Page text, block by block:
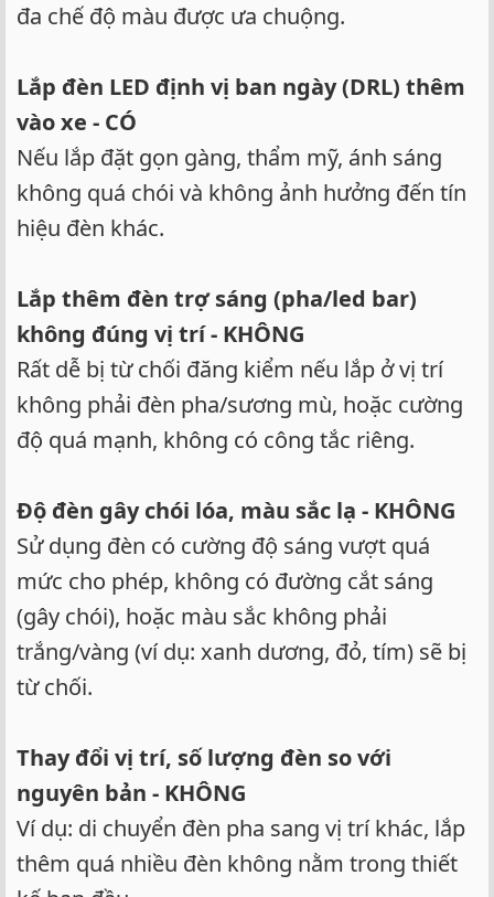
đa chế độ màu được ưa chuộng.
Lắp đèn LED định vị ban ngày (DRL) thêm
vào xe - CÓ
Nếu lắp đặt gọn gàng, thẩm mỹ, ánh sáng
không quá chói và không ảnh hưởng đến tín
hiệu đèn khác.
Lắp thêm đèn trợ sáng (pha/led bar)
không đúng vị trí - KHÔNG
Rất dễ bị từ chối đăng kiểm nếu lắp ở vị trí
không phải đèn pha/sương mù, hoặc cường
độ quá mạnh, không có công tắc riêng.
Độ đèn gây chói lóa, màu sắc lạ - KHÔNG
Sử dụng đèn có cường độ sáng vượt quá
mức cho phép, không có đường cắt sáng
(gây chói), hoặc màu sắc không phải
trắng/vàng (ví dụ: xanh dương, đỏ, tím) sẽ bị
từ chối.
Thay đổi vị trí, số lượng đèn so với
nguyên bản - KHÔNG
Ví dụ: di chuyển đèn pha sang vị trí khác, lắp
thêm quá nhiều đèn không nằm trong thiết